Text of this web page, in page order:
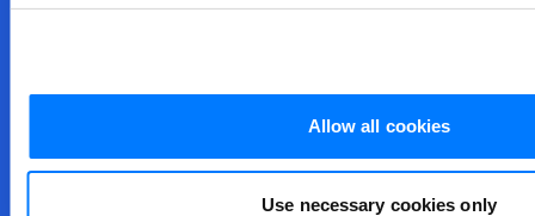
Allow all cookies
Use necessary cookies only
Programa de Formadores Certificados
Requisitos del Sistema